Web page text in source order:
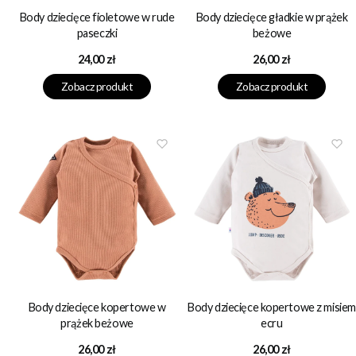
Body dziecięce fioletowe w rude
paseczki
Cena
24,00 zł
Zobacz produkt
Body dziecięce gładkie w prążek
beżowe
Cena
26,00 zł
Zobacz produkt
Body dziecięce kopertowe w
prążek beżowe
Cena
26,00 zł
Body dziecięce kopertowe z misiem
ecru
Cena
26,00 zł